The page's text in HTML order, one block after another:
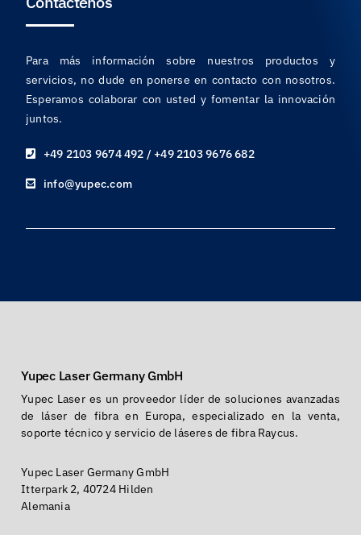
Para más información sobre nuestros productos y
servicios, no dude en ponerse en contacto con nosotros.
Esperamos colaborar con usted y fomentar la innovación
juntos.
+49 2103 9674 492 / +49 2103 9676 682
info@yupec.com
Yupec Laser Germany GmbH
Yupec Laser es un proveedor líder de soluciones avanzadas
de láser de fibra en Europa, especializado en la venta,
soporte técnico y servicio de láseres de fibra Raycus.
Yupec Laser Germany GmbH
Itterpark 2, 40724 Hilden
Alemania